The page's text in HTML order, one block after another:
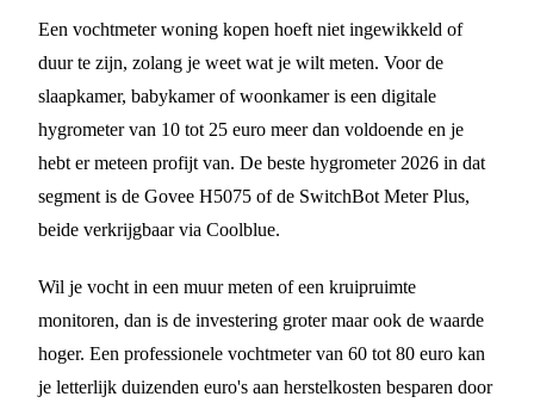
Een vochtmeter woning kopen hoeft niet ingewikkeld of
duur te zijn, zolang je weet wat je wilt meten. Voor de
slaapkamer, babykamer of woonkamer is een digitale
hygrometer van 10 tot 25 euro meer dan voldoende en je
hebt er meteen profijt van. De beste hygrometer 2026 in dat
segment is de Govee H5075 of de SwitchBot Meter Plus,
beide verkrijgbaar via Coolblue.
Wil je vocht in een muur meten of een kruipruimte
monitoren, dan is de investering groter maar ook de waarde
hoger. Een professionele vochtmeter van 60 tot 80 euro kan
je letterlijk duizenden euro's aan herstelkosten besparen door